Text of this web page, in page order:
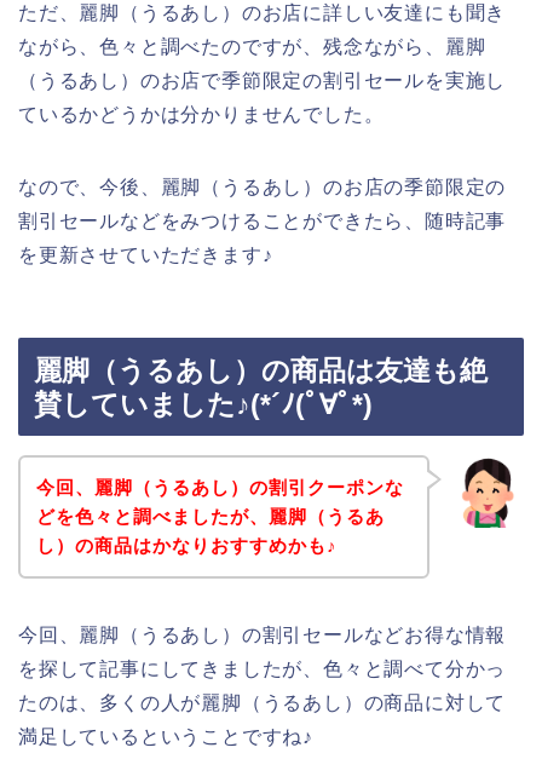
ただ、麗脚（うるあし）のお店に詳しい友達にも聞き
ながら、色々と調べたのですが、残念ながら、麗脚
（うるあし）のお店で季節限定の割引セールを実施し
ているかどうかは分かりませんでした。
なので、今後、麗脚（うるあし）のお店の季節限定の
割引セールなどをみつけることができたら、随時記事
を更新させていただきます♪
麗脚（うるあし）の商品は友達も絶
賛していました♪(*´ﾉ(ﾟ∀ﾟ*)
今回、麗脚（うるあし）の割引クーポンな
どを色々と調べましたが、麗脚（うるあ
し）の商品はかなりおすすめかも♪
今回、麗脚（うるあし）の割引セールなどお得な情報
を探して記事にしてきましたが、色々と調べて分かっ
たのは、多くの人が麗脚（うるあし）の商品に対して
満足しているということですね♪